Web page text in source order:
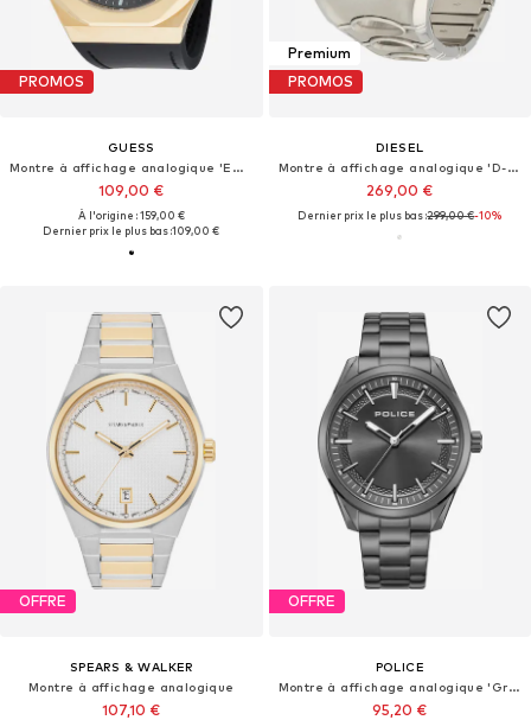
PROMOS
GUESS
Montre à affichage analogique 'Emperor'
109,00 €
À l'origine : 159,00 €
Dernier prix le plus bas :109,00 €
Premium
PROMOS
DIESEL
Montre à affichage analogique 'D-CURVE'
269,00 €
Dernier prix le plus bas :299,00 €-10%
OFFRE
SPEARS & WALKER
Montre à affichage analogique
107,10 €
OFFRE
POLICE
Montre à affichage analogique 'Grille'
95,20 €